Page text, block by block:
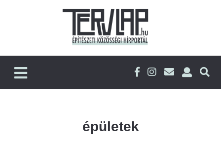
épületek